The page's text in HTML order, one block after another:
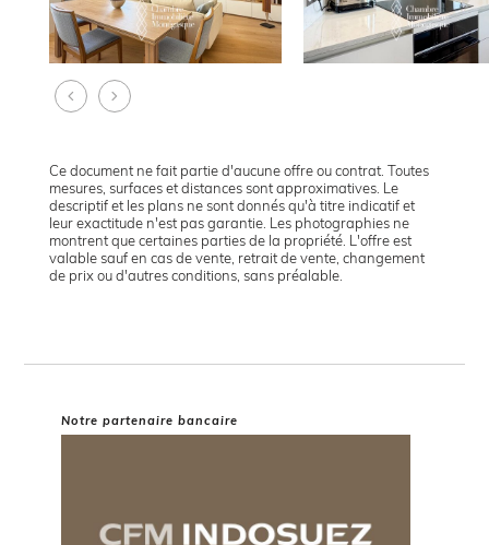
Ce document ne fait partie d'aucune offre ou contrat. Toutes
mesures, surfaces et distances sont approximatives. Le
descriptif et les plans ne sont donnés qu'à titre indicatif et
leur exactitude n'est pas garantie. Les photographies ne
montrent que certaines parties de la propriété. L'offre est
valable sauf en cas de vente, retrait de vente, changement
de prix ou d'autres conditions, sans préalable.
Notre partenaire bancaire